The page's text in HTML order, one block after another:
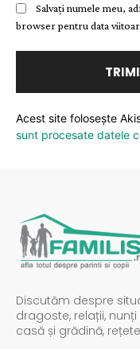
Salvați numele meu,
browser pentru data
Acest site folosește
sunt procesate datele
Discutăm despre
dragoste, relații,
casă și grădină,